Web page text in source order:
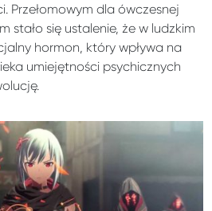
Przełomowym dla ówczesnej
stało się ustalenie, że w ludzkim
hormon, który wpływa na
umiejętności psychicznych